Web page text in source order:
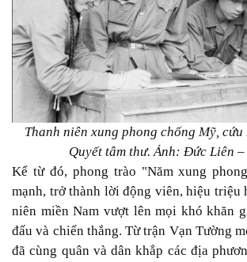
Thanh niên xung phong chống Mỹ,
Quyết tâm thư. Ảnh: Đức Liên –
Kể từ đó, phong trào "Năm xung
mạnh, trở thành lời động viên, hiệu triệu
niên miền Nam vượt lên mọi khó khăn
đấu và chiến thắng. Từ trận Vạn Tường
đã cùng quân và dân khắp các địa